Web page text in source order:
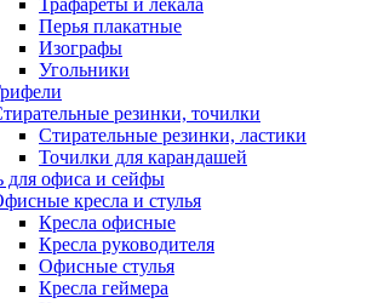
Трафареты и лекала
Перья плакатные
Изографы
Угольники
резинки, точилки
Стирательные резинки, ластики
Точилки для карандашей
для офиса и сейфы
кресла и стулья
Кресла офисные
Кресла руководителя
Офисные стулья
Кресла геймера